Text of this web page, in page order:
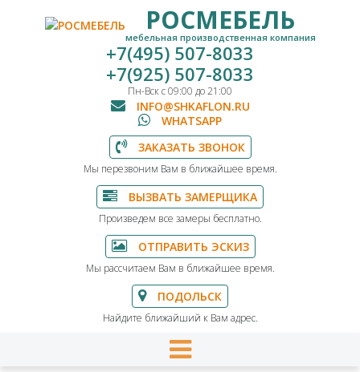
РОСМЕБЕЛЬ
мебельная производственная компания
+7(495) 507-8033
+7(925) 507-8033
Пн-Вск с 09:00 до 21:00
INFO@SHKAFLON.RU
WHATSAPP
ЗАКАЗАТЬ ЗВОНОК
Мы перезвоним Вам в ближайшее время.
ВЫЗВАТЬ ЗАМЕРЩИКА
Произведем все замеры бесплатно.
ОТПРАВИТЬ ЭСКИЗ
Мы рассчитаем Вам в ближайшее время.
ПОДОЛЬСК
Найдите ближайший к Вам адрес.